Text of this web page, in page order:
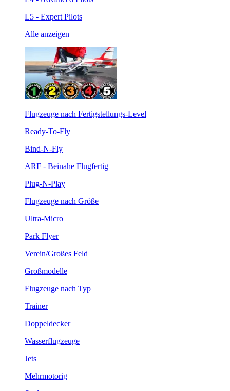
L5 - Expert Pilots
Alle anzeigen
Flugzeuge nach Fertigstellungs-Level
Ready-To-Fly
Bind-N-Fly
ARF - Beinahe Flugfertig
Plug-N-Play
Flugzeuge nach Größe
Ultra-Micro
Park Flyer
Verein/Großes Feld
Großmodelle
Flugzeuge nach Typ
Trainer
Doppeldecker
Wasserflugzeuge
Jets
Mehrmotorig